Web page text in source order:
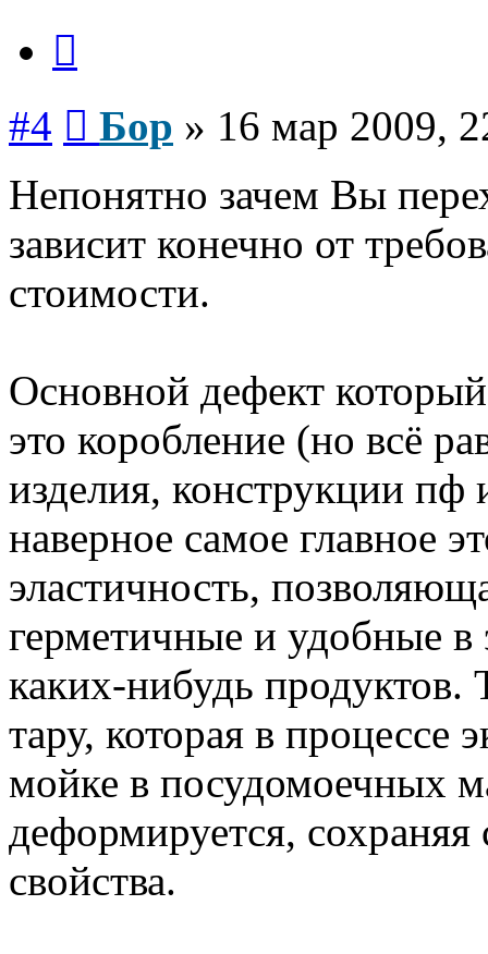
#4 Бор » 16 мар 2009,
Непонятно зачем Вы
зависит конечно от
стоимости.
Основной дефект
это коробление (но всё
изделия, конструкции пф
наверное самое главное
эластичность,
герметичные и удобные
каких-нибудь продуктов.
тару, которая в процессе
мойке в посудомоечных
деформируется,
свойства.